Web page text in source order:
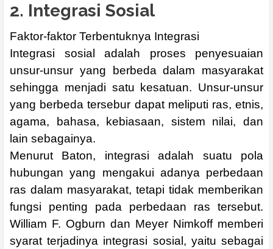
2. Integrasi Sosial
Faktor-faktor Terbentuknya Integrasi
Integrasi sosial adalah proses penyesuaian
unsur-unsur yang berbeda dalam masyarakat
sehingga menjadi satu kesatuan. Unsur-unsur
yang berbeda tersebur dapat meliputi ras, etnis,
agama, bahasa, kebiasaan, sistem nilai, dan
lain sebagainya.
Menurut Baton, integrasi adalah suatu pola
hubungan yang mengakui adanya perbedaan
ras dalam masyarakat, tetapi tidak memberikan
fungsi penting pada perbedaan ras tersebut.
William F. Ogburn dan Meyer Nimkoff memberi
syarat terjadinya integrasi sosial, yaitu sebagai